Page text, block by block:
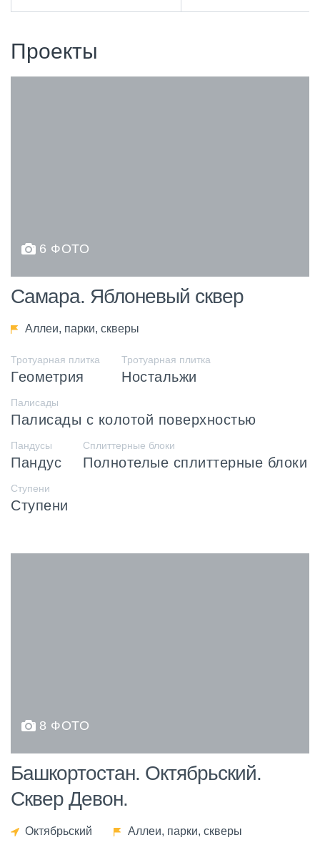
Проекты
6 ФОТО
Самара. Яблоневый сквер
Аллеи, парки, скверы
Тротуарная плитка
Геометрия
Тротуарная плитка
Ностальжи
Палисады
Палисады с колотой поверхностью
Пандусы
Пандус
Сплиттерные блоки
Полнотелые сплиттерные блоки
Ступени
Ступени
8 ФОТО
Башкортостан. Октябрьский.
Сквер Девон.
Октябрьский Аллеи, парки, скверы